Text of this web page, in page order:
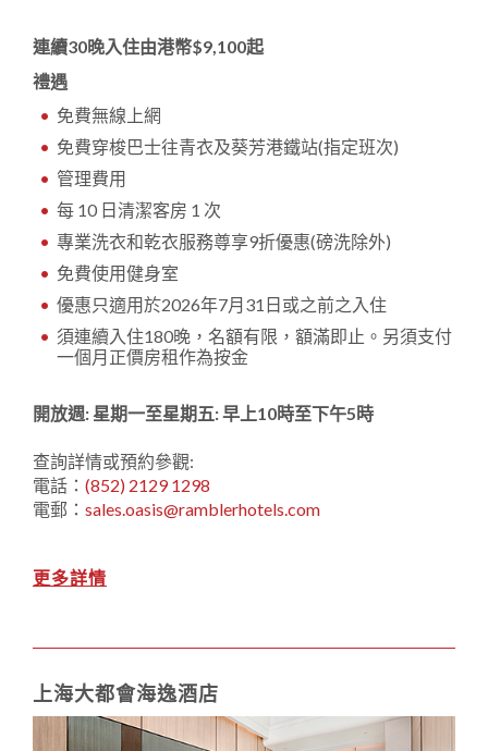
連續30晚入住由港幣$9,100起
禮遇
免費無線上網
免費穿梭巴士往青衣及葵芳港鐵站(指定班次)
管理費用
每 10 日清潔客房 1 次
專業洗衣和乾衣服務尊享9折優惠(磅洗除外)
免費使用健身室
優惠只適用於2026年7月31日或之前之入住
須連續入住180晚，名額有限，額滿即止。另須支付
一個月正價房租作為按金
開放週: 星期一至星期五: 早上10時至下午5時
查詢詳情或預約參觀:
電話： (852) 2129 1298
電郵： sales.oasis@ramblerhotels.com
更多詳情
上海大都會海逸酒店